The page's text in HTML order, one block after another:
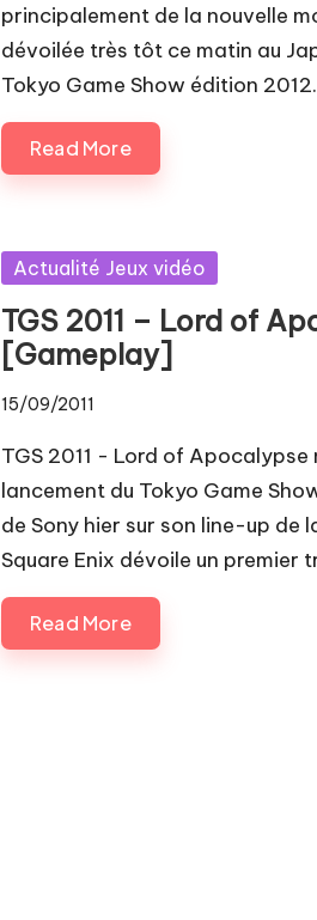
principalement de la nouvelle
dévoilée très tôt ce matin au
Tokyo Game Show édition 2012.
Read More
Posted
Actualité Jeux vidéo
TGS 2011 – Lord of
[Gameplay]
15/09/2011
TGS 2011 - Lord of
lancement du Tokyo Game
de Sony hier sur son line-up de
Square Enix dévoile un
Read More